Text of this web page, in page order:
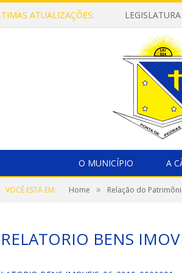
ATUALIZAÇÕES:
O MUNICÍPIO A
VOCÊ ESTÁ EM: Home » Relação do
RELATORIO BENS